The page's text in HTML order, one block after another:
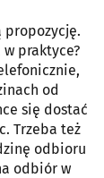
propozycję.
w praktyce?
od
się dostać
Trzeba też
odbioru
odbiór w